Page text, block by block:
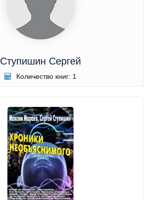
Ступишин Сергей
Количество книг: 1